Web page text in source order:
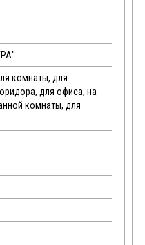
комнаты, для
для офиса, на
комнаты, для